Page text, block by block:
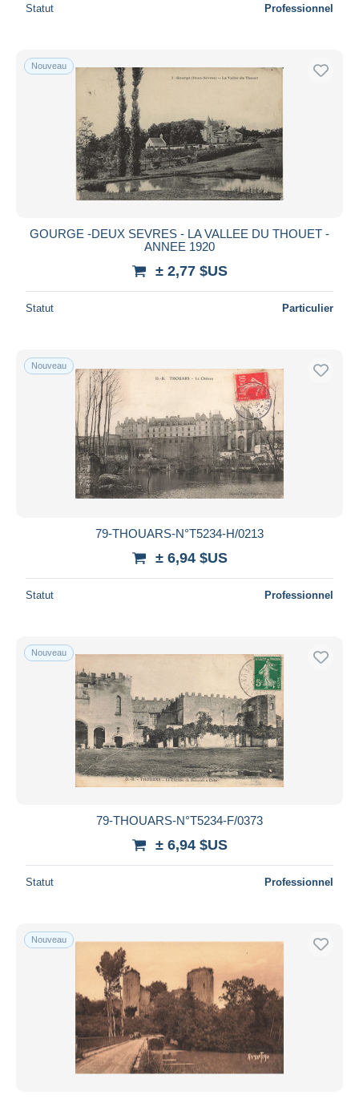
Statut Professionnel
Nouveau
GOURGE -DEUX SEVRES - LA VALLEE DU THOUET -
ANNEE 1920
± 2,77 $US
Statut Particulier
Nouveau
79-THOUARS-N°T5234-H/0213
± 6,94 $US
Statut Professionnel
Nouveau
79-THOUARS-N°T5234-F/0373
± 6,94 $US
Statut Professionnel
Nouveau